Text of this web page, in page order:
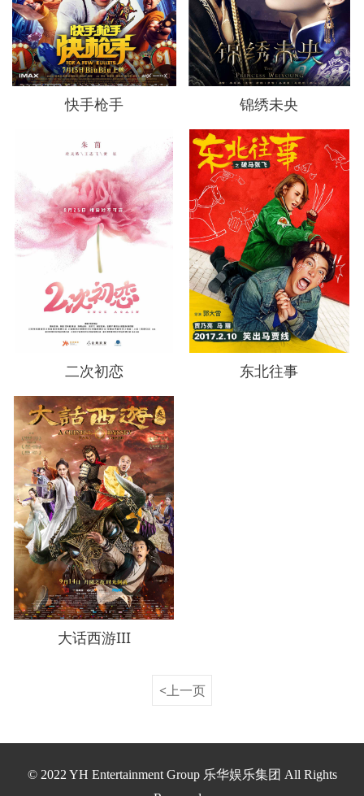
快手枪手 锦绣未央
二次初恋 东北往事
大话西游III
<上一页
© 2022 YH Entertainment Group 乐华娱乐集团 All Rights